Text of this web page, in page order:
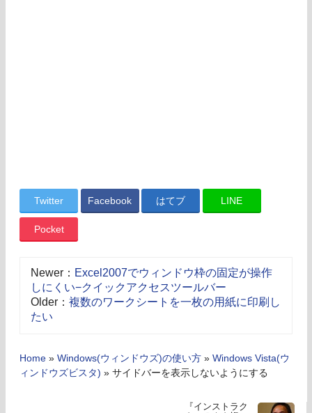
Twitter Facebook はてブ LINE
Pocket
Newer： Excel2007でウィンドウ枠の固定が操作
しにくい−クイックアクセスツールバー
Older： 複数のワークシートを一枚の用紙に印刷し
たい
Home » Windows(ウィンドウズ)の使い方 » Windows Vista(ウ
ィンドウズビスタ) » サイドバーを表示しないようにする
『インストラク